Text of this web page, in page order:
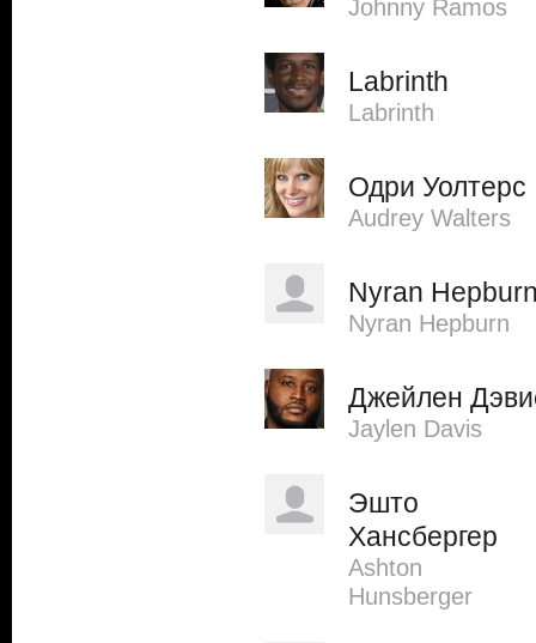
Johnny Ramos
Labrinth
Labrinth
Одри Уолтерс
Audrey Walters
Nyran
Nyran Hepburn
Джейлен
Jaylen Davis
Эшто
Хансбергер
Ashton
Hunsberger